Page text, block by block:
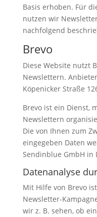
Basis erhoben. Für
nutzen wir
nachfolgend
Brevo
Diese Website nutzt
Newslettern.
Köpenicker Straße
Brevo ist ein Dienst,
Newslettern
Die von Ihnen zum
eingegeben Daten
Sendinblue GmbH in
Datenanalyse
Mit Hilfe von Brevo
Newsletter-
wir z. B. sehen, ob